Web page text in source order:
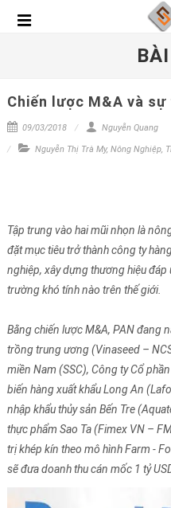
Chiến lược M&A và
09/03/2018 Nguyễn Quang
Nguyễn Thị Trà My, Nông Nghiệp,
Tập trung vào hai mũi nhọn là
đặt mục tiêu trở thành công ty
nghiệp, xây dựng thương hiệu
trường khó tính nào trên thế giới.
Bằng chiến lược M&A, PAN đang
trồng trung ương (Vinaseed –
miền Nam (SSC), Công ty Cổ
biến hàng xuất khẩu Long An
nhập khẩu thủy sản Bến Tre
thực phẩm Sao Ta (Fimex VN –
trị khép kín theo mô hình Farm -
sẽ đưa doanh thu cán mốc 1 tỷ